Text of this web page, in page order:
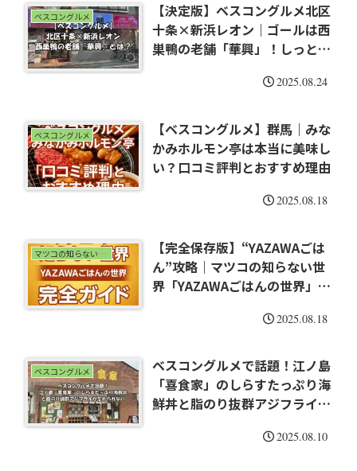
ベスコングルメ
【決定版】ベスコングルメ北区
十条×新浜レオン｜ゴールは西
巣鴨の老舗「華興」！しっとり
2025.08.24
ベスコングルメ
【ベスコングルメ】群馬｜みな
かみホルモン亭は本当に美味し
い？口コミ評判とおすすめ理由
2025.08.18
マツコの知らない世界
【完全保存版】“YAZAWAごは
ん”攻略｜マツコの知らない世
界「YAZAWAごはんの世界」矢
2025.08.18
ベスコングルメ
ベスコングルメで話題！江ノ島
「喜食家」のしらすたっぷり海
鮮丼と脂のり抜群アジフライが
2025.08.10